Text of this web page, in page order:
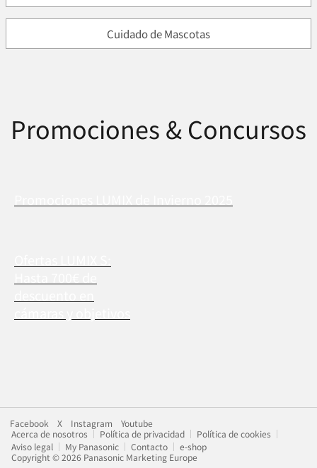
Cuidado de Mascotas
Promociones & Concursos
Facebook X Instagram
Youtube
Acerca de nosotros
Política de privacidad
Política de cookies
Aviso legal
My Panasonic Contacto
e-shop
Copyright © 2026 Panasonic Marketing Europe